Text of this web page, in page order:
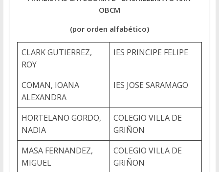
OBCM
(por orden alfabético)
CLARK GUTIERREZ,
ROY
IES PRINCIPE FELIPE
COMAN, IOANA
ALEXANDRA
IES JOSE SARAMAGO
HORTELANO GORDO,
NADIA
COLEGIO VILLA DE
GRIÑON
MASA FERNANDEZ,
MIGUEL
COLEGIO VILLA DE
GRIÑON